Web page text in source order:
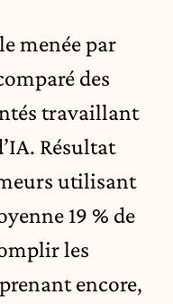
menée par
des
travaillant
Résultat
utilisant
19 % de
les
encore,